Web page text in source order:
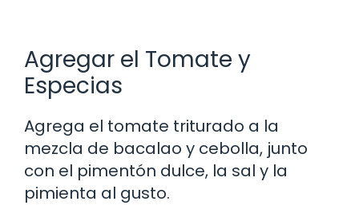
Agregar el Tomate y
Especias
Agrega el tomate triturado a la
mezcla de bacalao y cebolla, junto
con el pimentón dulce, la sal y la
pimienta al gusto.